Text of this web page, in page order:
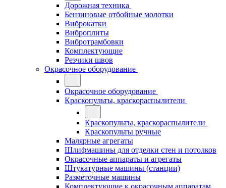
Дорожная техника
Бензиновые отбойные молотки
Виброкатки
Виброплиты
Вибротрамбовки
Комплектующие
Резчики швов
Окрасочное оборудование
Окрасочное оборудование
Краскопульты, краскораспылители
Краскопульты, краскораспылители
Краскопульты ручные
Малярные агрегаты
Шлифмашины для отделки стен и потолков
Окрасочные аппараты и агрегаты
Штукатурные машины (станции)
Разметочные машины
Комплектующие к окрасочным аппаратам